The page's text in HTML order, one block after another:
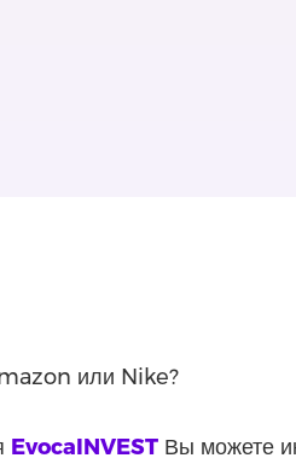
или Nike?
EvocaINVEST Вы можете